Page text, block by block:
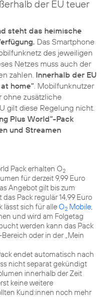
der EU teuer
steht das heimische
Das Smartphone
des jeweiligen
Netzes muss auch der
zahlen. Innerhalb der EU
home“ . Mobilfunknutzer
zusätzliche
gilt diese Regelung nicht.
Plus World“-Pack
und Streamen
Pack erhalten O2
für derzeit 9,99 Euro
Angebot gilt bis zum
Pack regulär 14,99 Euro
lässt sich für alleO2 Mobile,
und wird am Folgetag
werden kann das Pack
Bereich oder in der „Mein
endet automatisch nach
nicht separat gekündigt
innerhalb der Zeit
keine weitere
Kund:innen noch mehr